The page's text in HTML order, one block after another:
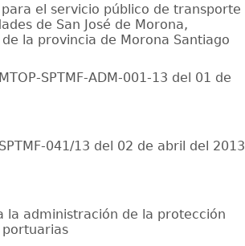
el servicio público de transporte
de San José de Morona,
la provincia de Morona Santiago
SPTMF-ADM-001-13 del 01 de
041/13 del 02 de abril del 2013
la administración de la protección